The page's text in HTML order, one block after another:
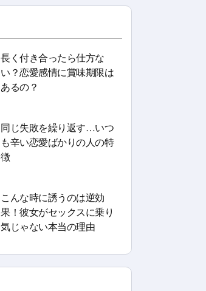
長く付き合ったら仕方な
い？恋愛感情に賞味期限は
あるの？
同じ失敗を繰り返す…いつ
も辛い恋愛ばかりの人の特
徴
こんな時に誘うのは逆効
果！彼女がセックスに乗り
気じゃない本当の理由